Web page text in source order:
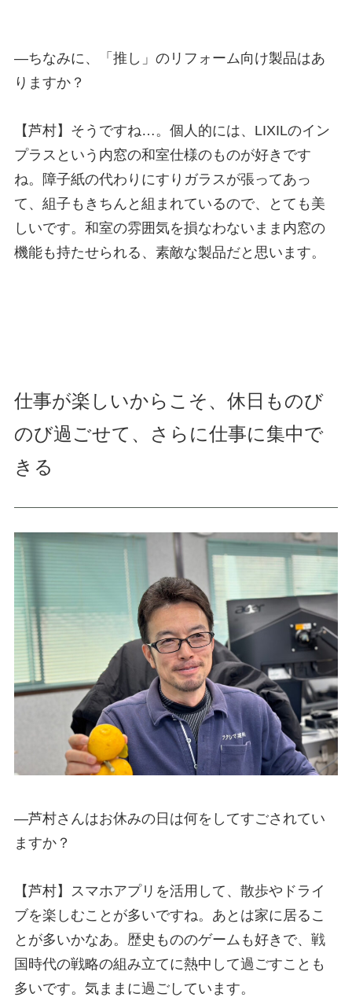
—ちなみに、「推し」のリフォーム向け製品はあ
りますか？
【芦村】そうですね…。個人的には、 LIXILのイン
プラスという内窓の和室仕様のものが好きです
ね。障子紙の代わりにすりガラスが張ってあっ
て、組子もきちんと組まれているので、とても美
しいです。和室の雰囲気を損なわないまま内窓の
機能も持たせられる、素敵な製品だと思います。
仕事が楽しいからこそ、休日ものび
のび過ごせて、さらに仕事に集中で
きる
—芦村さんはお休みの日は何をしてすごされてい
ますか？
【芦村】スマホアプリを活用して、散歩やドライ
ブを楽しむことが多いですね。あとは家に居るこ
とが多いかなあ。歴史もののゲームも好きで、戦
国時代の戦略の組み立てに熱中して過ごすことも
多いです。気ままに過ごしています。